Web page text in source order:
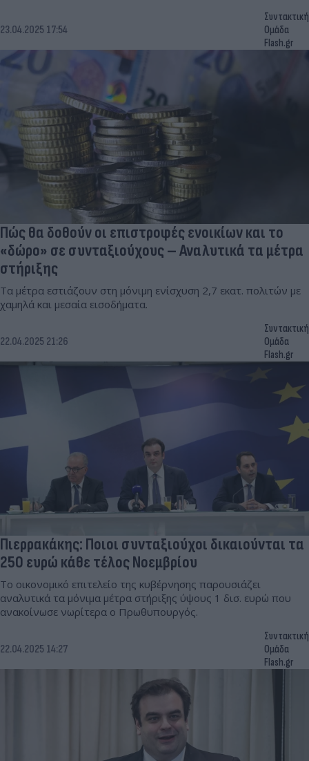
23.04.2025 17:54
Συντακτική
Ομάδα
Flash.gr
Πώς θα δοθούν οι επιστροφές ενοικίων και το
«δώρο» σε συνταξιούχους – Αναλυτικά τα μέτρα
στήριξης
Τα μέτρα εστιάζουν στη μόνιμη ενίσχυση 2,7 εκατ. πολιτών με
χαμηλά και μεσαία εισοδήματα.
22.04.2025 21:26
Συντακτική
Ομάδα
Flash.gr
Πιερρακάκης: Ποιοι συνταξιούχοι δικαιούνται τα
250 ευρώ κάθε τέλος Νοεμβρίου
Το οικονομικό επιτελείο της κυβέρνησης παρουσιάζει
αναλυτικά τα μόνιμα μέτρα στήριξης ύψους 1 δισ. ευρώ που
ανακοίνωσε νωρίτερα ο Πρωθυπουργός.
22.04.2025 14:27
Συντακτική
Ομάδα
Flash.gr